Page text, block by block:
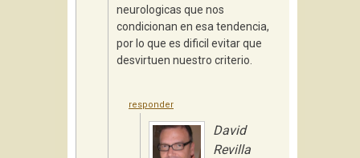
neurologicas que nos
condicionan en esa tendencia,
por lo que es dificil evitar que
desvirtuen nuestro criterio.
responder
David
Revilla